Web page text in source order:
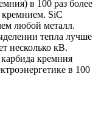
в 100 раз более
SiC
любой металл.
тепла лучше
несколько кВ.
кремния
в 100